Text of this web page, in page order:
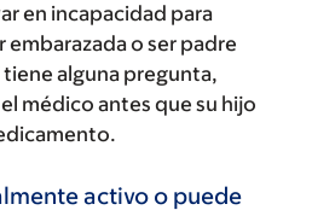
en incapacidad para
o ser padre
tiene alguna pregunta,
médico antes que su hijo
activo o puede